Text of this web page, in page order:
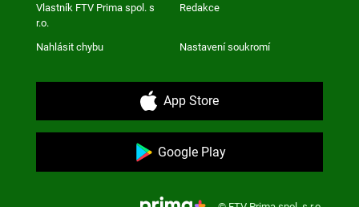
Vlastník FTV Prima spol. s
r.o.
Redakce
Nahlásit chybu Nastavení soukromí
App Store
Google Play